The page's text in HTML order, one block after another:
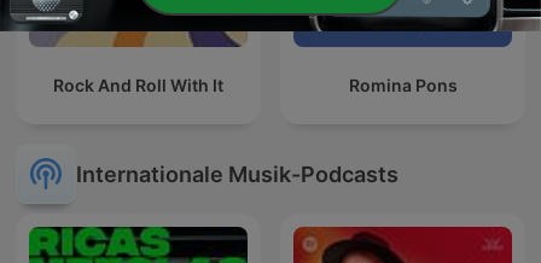
Rock And Roll With It Romina Pons
Internationale Musik-Podcasts